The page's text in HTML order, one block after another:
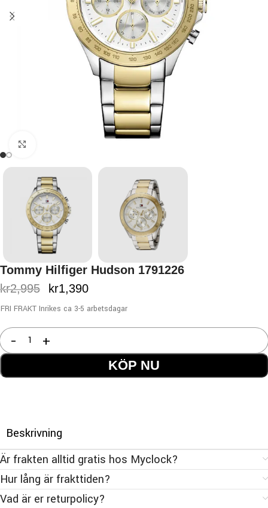
Tommy Hilfiger Hudson 1791226
kr2,995 kr1,390
FRI FRAKT Inrikes ca 3-5 arbetsdagar
KÖP NU
Beskrivning
Är frakten alltid gratis hos Myclock?
Hur lång är frakttiden?
Vad är er returpolicy?